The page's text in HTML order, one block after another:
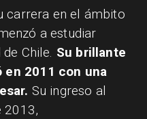
carrera en el ámbito
a estudiar
Chile. Su brillante
en 2011 con una
Su ingreso al
2013,